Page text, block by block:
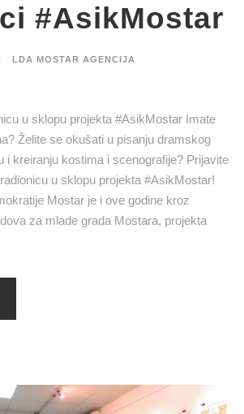
#AsikMostar
LDA MOSTAR AGENCIJA
u sklopu projekta #AsikMostar Imate
Želite se okušati u pisanju dramskog
i kreiranju kostima i scenografije? Prijavite
u sklopu projekta #AsikMostar!
Mostar je i ove godine kroz
za mlade grada Mostara, projekta